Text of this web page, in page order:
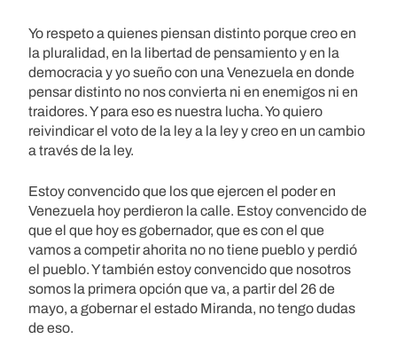
Yo respeto a quienes piensan distinto porque creo en
la pluralidad, en la libertad de pensamiento y en la
democracia y yo sueño con una Venezuela en donde
pensar distinto no nos convierta ni en enemigos ni en
traidores. Y para eso es nuestra lucha. Yo quiero
reivindicar el voto de la ley a la ley y creo en un cambio
a través de la ley.
Estoy convencido que los que ejercen el poder en
Venezuela hoy perdieron la calle. Estoy convencido de
que el que hoy es gobernador, que es con el que
vamos a competir ahorita no no tiene pueblo y perdió
el pueblo. Y también estoy convencido que nosotros
somos la primera opción que va, a partir del 26 de
mayo, a gobernar el estado Miranda, no tengo dudas
de eso.